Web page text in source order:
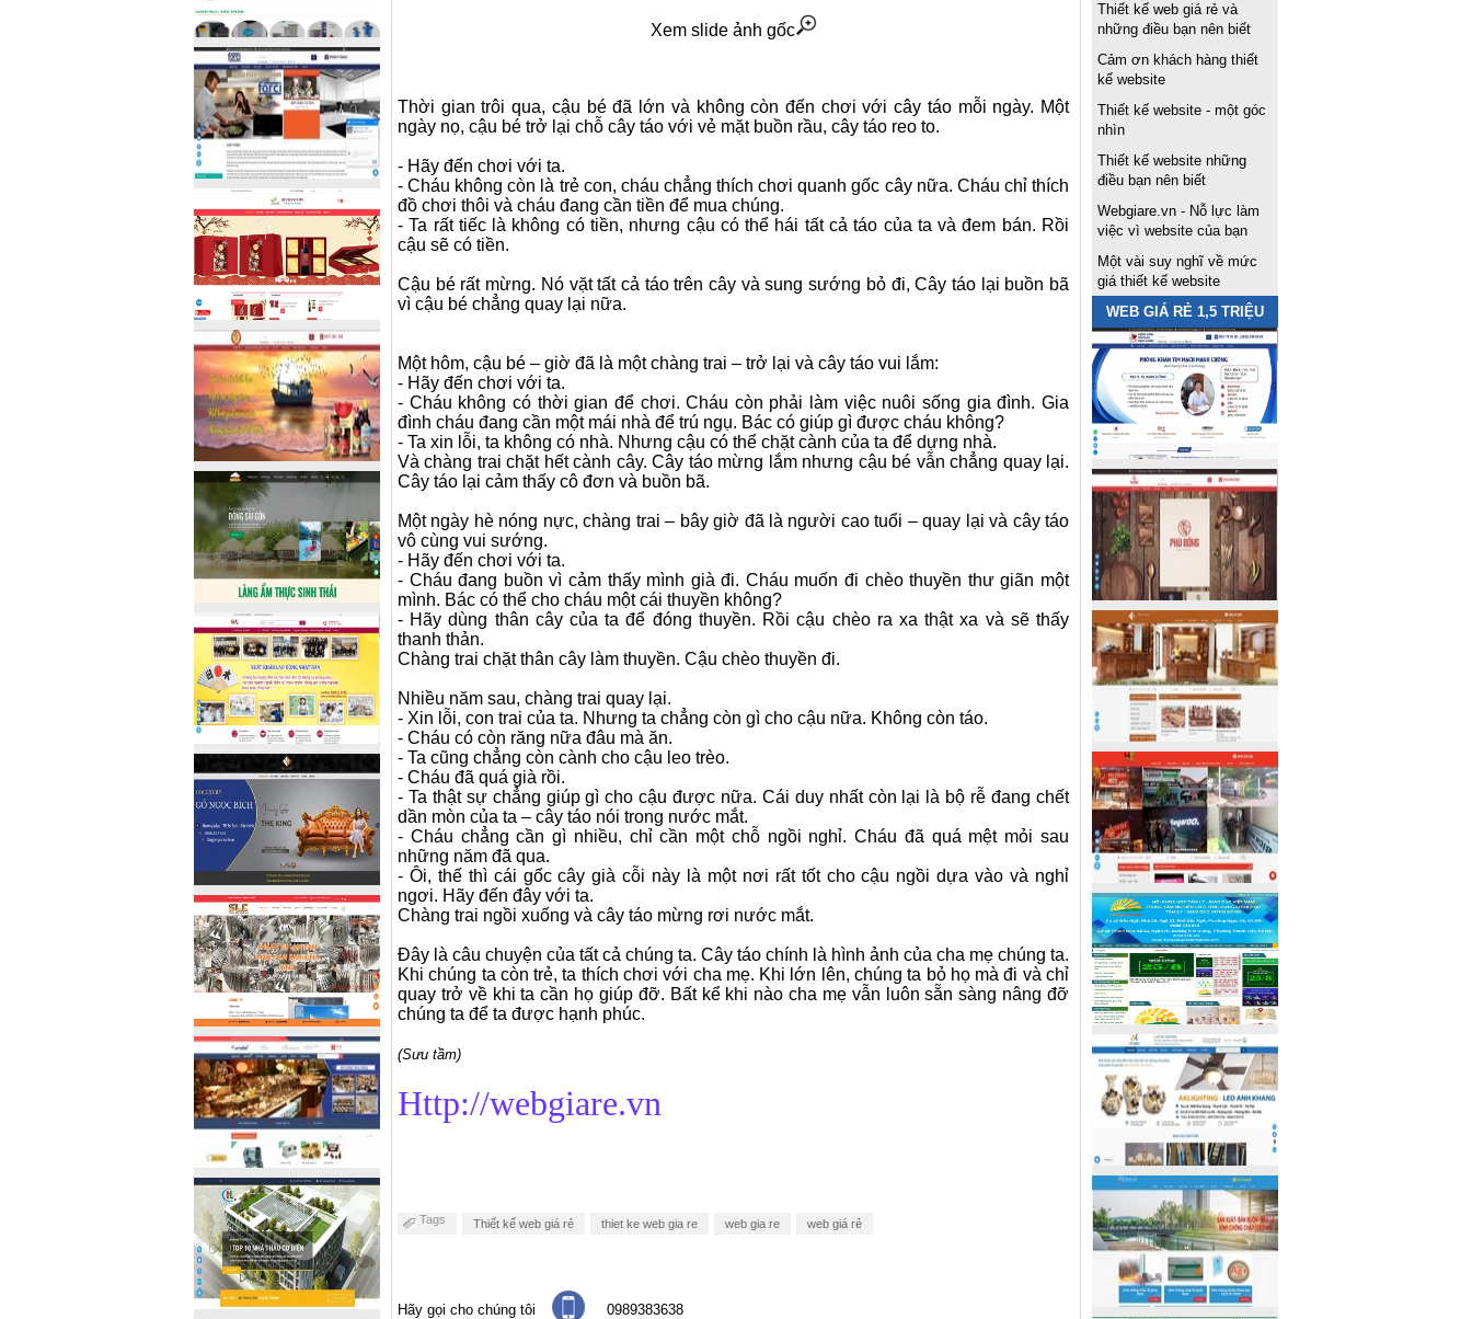
Xem slide ảnh gốc
Thời gian trôi qua, cậu bé đã lớn và không còn đến chơi với cây táo mỗi ngày. Một
ngày nọ, cậu bé trở lại chỗ cây táo với vẻ mặt buồn rầu, cây táo reo to.
- Hãy đến chơi với ta.
- Cháu không còn là trẻ con, cháu chẳng thích chơi quanh gốc cây nữa. Cháu chỉ thích
đồ chơi thôi và cháu đang cần tiền để mua chúng.
- Ta rất tiếc là không có tiền, nhưng cậu có thể hái tất cả táo của ta và đem bán. Rồi
cậu sẽ có tiền.
Cậu bé rất mừng. Nó vặt tất cả táo trên cây và sung sướng bỏ đi, Cây táo lại buồn bã
vì cậu bé chẳng quay lại nữa.
Một hôm, cậu bé – giờ đã là một chàng trai – trở lại và cây táo vui lắm:
- Hãy đến chơi với ta.
- Cháu không có thời gian để chơi. Cháu còn phải làm việc nuôi sống gia đình. Gia
đình cháu đang cần một mái nhà để trú ngụ. Bác có giúp gì được cháu không?
- Ta xin lỗi, ta không có nhà. Nhưng cậu có thể chặt cành của ta để dựng nhà.
Và chàng trai chặt hết cành cây. Cây táo mừng lắm nhưng cậu bé vẫn chẳng quay lại.
Cây táo lại cảm thấy cô đơn và buồn bã.
Một ngày hè nóng nực, chàng trai – bây giờ đã là người cao tuổi – quay lại và cây táo
vô cùng vui sướng.
- Hãy đến chơi với ta.
- Cháu đang buồn vì cảm thấy mình già đi. Cháu muốn đi chèo thuyền thư giãn một
mình. Bác có thể cho cháu một cái thuyền không?
- Hãy dùng thân cây của ta để đóng thuyền. Rồi cậu chèo ra xa thật xa và sẽ thấy
thanh thản.
Chàng trai chặt thân cây làm thuyền. Cậu chèo thuyền đi.
Nhiều năm sau, chàng trai quay lại.
- Xin lỗi, con trai của ta. Nhưng ta chẳng còn gì cho cậu nữa. Không còn táo.
- Cháu có còn răng nữa đâu mà ăn.
- Ta cũng chẳng còn cành cho cậu leo trèo.
- Cháu đã quá già rồi.
- Ta thật sự chẳng giúp gì cho cậu được nữa. Cái duy nhất còn lại là bộ rễ đang chết
dần mòn của ta – cây táo nói trong nước mắt.
- Cháu chẳng cần gì nhiều, chỉ cần một chỗ ngồi nghỉ. Cháu đã quá mệt mỏi sau
những năm đã qua.
- Ôi, thế thì cái gốc cây già cỗi này là một nơi rất tốt cho cậu ngồi dựa vào và nghỉ
ngơi. Hãy đến đây với ta.
Chàng trai ngồi xuống và cây táo mừng rơi nước mắt.
Đây là câu chuyện của tất cả chúng ta. Cây táo chính là hình ảnh của cha mẹ chúng ta.
Khi chúng ta còn trẻ, ta thích chơi với cha mẹ. Khi lớn lên, chúng ta bỏ họ mà đi và chỉ
quay trở về khi ta cần họ giúp đỡ. Bất kể khi nào cha mẹ vẫn luôn sẵn sàng nâng đỡ
chúng ta để ta được hạnh phúc.
(Sưu tầm)
Http://webgiare.vn
Tags Thiết kế web giá rẻ thiet ke web gia re web gia re web giá rẻ
Hãy gọi cho chúng tôi 0989383638
Thiết kế web giá rẻ và
những điều bạn nên biết
Cảm ơn khách hàng thiết
kế website
Thiết kế website - một góc
nhìn
Thiết kế website những
điều bạn nên biết
Webgiare.vn - Nỗ lực làm
việc vì website của bạn
Một vài suy nghĩ về mức
giá thiết kế website
WEB GIÁ RẺ 1,5 TRIỆU